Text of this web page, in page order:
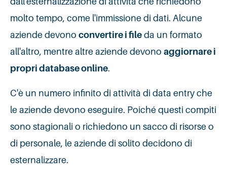
molto tempo, come l'immissione di dati. Alcune
aziende devono convertire i file da un formato
all'altro, mentre altre aziende devono aggiornare i
propri database online.
C'è un numero infinito di attività di data entry che
le aziende devono eseguire. Poiché questi compiti
sono stagionali o richiedono un sacco di risorse o
di personale, le aziende di solito decidono di
esternalizzare.